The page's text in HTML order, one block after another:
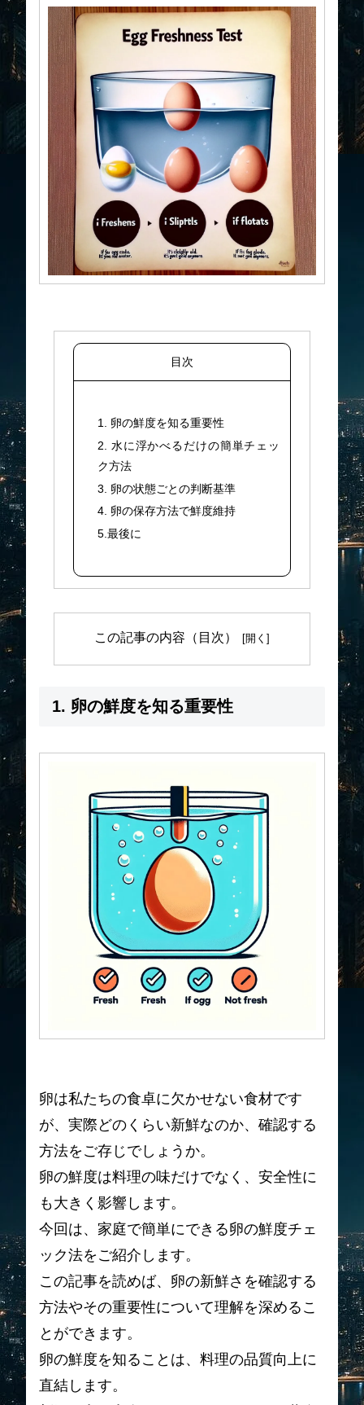
目次
1. 卵の鮮度を知る重要性
2. 水に浮かべるだけの簡単チェッ
ク方法
3. 卵の状態ごとの判断基準
4. 卵の保存方法で鮮度維持
5.最後に
この記事の内容（目次）
1. 卵の鮮度を知る重要性
卵は私たちの食卓に欠かせない食材です
が、実際どのくらい新鮮なのか、確認する
方法をご存じでしょうか。
卵の鮮度は料理の味だけでなく、安全性に
も大きく影響します。
今回は、家庭で簡単にできる卵の鮮度チェ
ック法をご紹介します。
この記事を読めば、卵の新鮮さを確認する
方法やその重要性について理解を深めるこ
とができます。
卵の鮮度を知ることは、料理の品質向上に
直結します。